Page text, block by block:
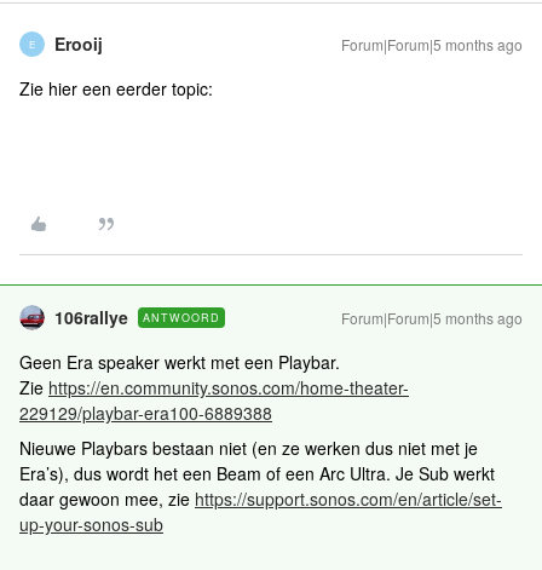
E Erooij Forum|Forum|5 months ago
Zie hier een eerder topic:
106rallye ANTWOORD Forum|Forum|5 months ago
Geen Era speaker werkt met een Playbar.
Zie https://en.community.sonos.com/home-theater-
229129/playbar-era100-6889388
Nieuwe Playbars bestaan niet (en ze werken dus niet met je
Era’s), dus wordt het een Beam of een Arc Ultra. Je Sub werkt
daar gewoon mee, zie https://support.sonos.com/en/article/set-
up-your-sonos-sub